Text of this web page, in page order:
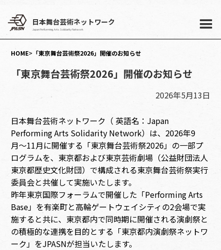
日本舞台芸術ネットワーク
Japan Performing Arts Solidarity Network
HOME> 「東京舞台芸術祭2026」開催のお知らせ
「東京舞台芸術祭2026」開催のお知らせ
2026年5月13日
日本舞台芸術ネットワーク（ 英語名：Japan
Performing Arts Solidarity Network）は、2026年9
月〜11月に開催する「東京舞台芸術祭2026」の一部プ
ログラムを、東京都および東京芸術劇場（公益財団法人
東京都歴史文化財団）で構成される東京舞台芸術祭実行
委員会と共催して実施いたします。
昨年東京国際フォーラムで開催した「Performing Arts
Base」を有楽町と高輪ゲートウェイシティの2会場で実
施すると共に、東京都内で同時期に開催される演劇祭と
の積極的な連携を目的とする「東京都内演劇祭ネットワ
ーク」をJPASNが担当いたします。